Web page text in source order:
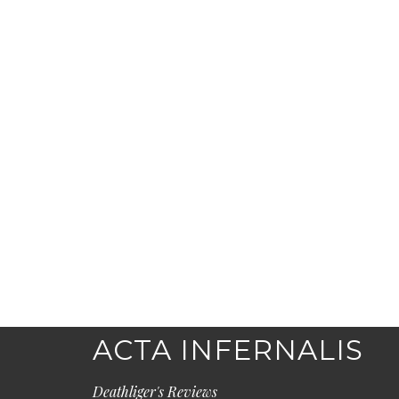
ACTA INFERNALIS
Deathliger's Reviews